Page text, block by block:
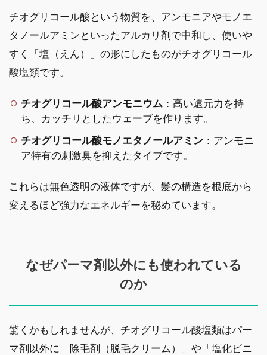
チオグリコール酸という物質を、アンモニアやモノエ
タノールアミンといったアルカリ剤で中和し、使いや
すく「塩（えん）」の形にしたものがチオグリコール
酸塩類です。
チオグリコール酸アンモニウム ：高い還元力を持
ち、カッチリとしたウェーブを作ります。
チオグリコール酸モノエタノールアミン ：アンモニ
ア特有の刺激臭を抑えたタイプです。
これらは無色透明の液体ですが、髪の構造を根底から
変えるほど強力なエネルギーを秘めています。
なぜパーマ剤以外にも使われている
のか
驚くかもしれませんが、チオグリコール酸塩類はパー
マ剤以外に「除毛剤（脱毛クリーム）」や「塩化ビニ